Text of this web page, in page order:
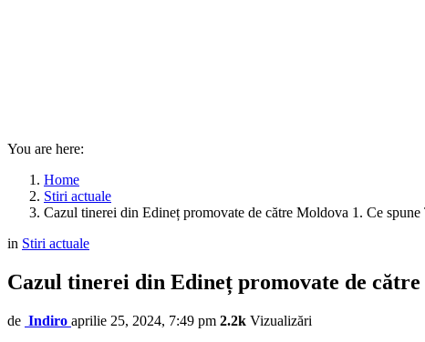
You are here:
Home
Stiri actuale
Cazul tinerei din Edineț promovate de către Moldova 1. Ce
in Stiri actuale
Cazul tinerei din Edineț promovate de
de Indiro aprilie 25, 2024, 7:49 pm 2.2k Vizualizări